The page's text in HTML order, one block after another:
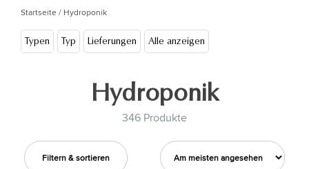
Startseite/ Hydroponik
Typen Typ Lieferungen Alle anzeigen
Hydroponik
346 Produkte
Filtern & sortieren